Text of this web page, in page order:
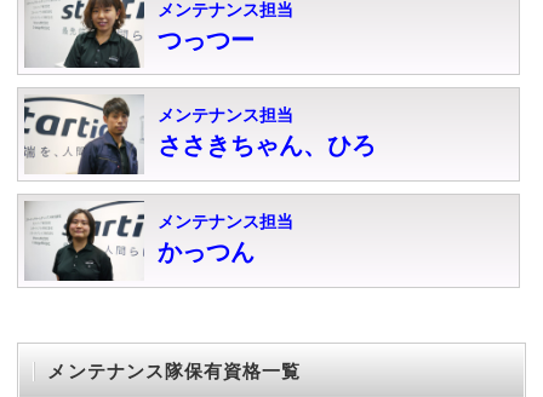
メンテナンス担当
つっつー
メンテナンス担当
ささきちゃん、ひろ
メンテナンス担当
かっつん
メンテナンス隊保有資格一覧